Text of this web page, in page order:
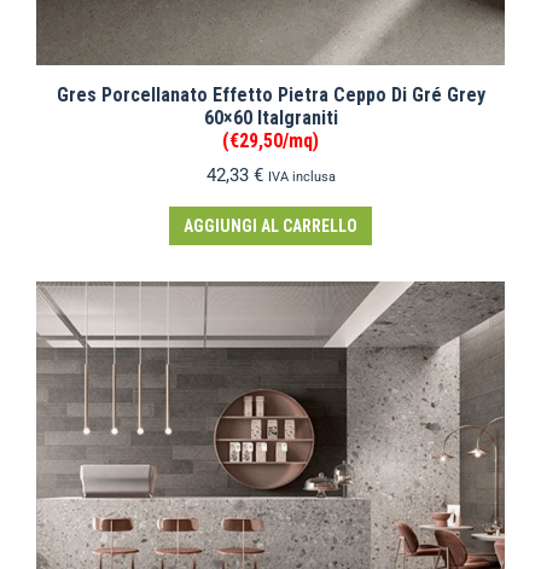
Gres Porcellanato Effetto Pietra Ceppo Di Gré Grey
60×60 Italgraniti
(€29,50/mq)
42,33 € IVA inclusa
AGGIUNGI AL CARRELLO